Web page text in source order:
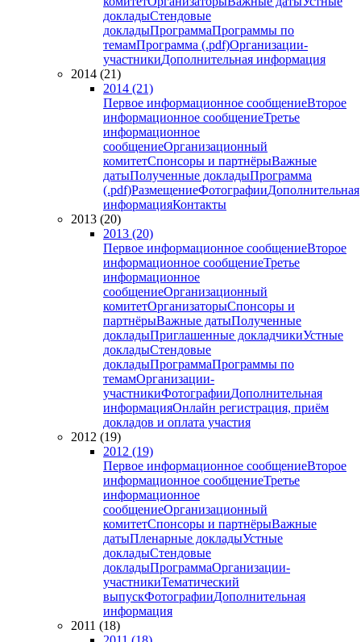
докладыСтендовые
докладыПрограммаПрограммы по
темамПрограмма (.pdf)Организации-
участникиДополнительная информация
2014 (21)
2014 (21)
Первое информационное сообщениеВторое
информационное сообщениеТретье
информационное
сообщениеОрганизационный
комитетСпонсоры и партнёрыВажные
датыПолученные докладыПрограмма
(.pdf)РазмещениеФотографииДополнительная
информацияКонтакты
2013 (20)
2013 (20)
Первое информационное сообщениеВторое
информационное сообщениеТретье
информационное
сообщениеОрганизационный
комитетОрганизаторыСпонсоры и
партнёрыВажные датыПолученные
докладыПриглашенные докладчикиУстные
докладыСтендовые
докладыПрограммаПрограммы по
темамОрганизации-
участникиФотографииДополнительная
информацияОнлайн регистрация, приём
докладов и оплата участия
2012 (19)
2012 (19)
Первое информационное сообщениеВторое
информационное сообщениеТретье
информационное
сообщениеОрганизационный
комитетСпонсоры и партнёрыВажные
датыПленарные докладыУстные
докладыСтендовые
докладыПрограммаОрганизации-
участникиТематический
выпускФотографииДополнительная
информация
2011 (18)